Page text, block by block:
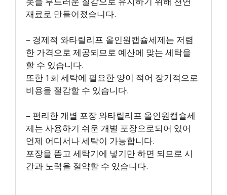
재료로 만들어졌습니다.
– 경제적 와타릴리프 올인원캡슐세제는 저렴
한 가격으로 제공되므로 예산에 맞는 세탁을
할 수 있습니다.
또한 1회 세탁에 필요한 양이 적어 장기적으로
비용을 절감할 수 있습니다.
– 편리한 개별 포장 와타릴리프 올인원캡슐세
제는 사용하기 쉬운 개별 포장으로되어 있어
언제 어디서나 세탁이 가능합니다.
포장을 뜯고 세탁기에 넣기만 하면 되므로 시
간과 노력을 절약할 수 있습니다.